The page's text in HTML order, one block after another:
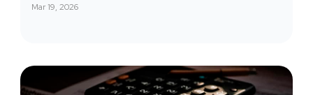
Mar 19, 2026